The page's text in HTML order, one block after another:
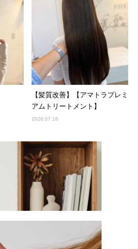
【髪質改善】【アマトラプレミ
アムトリートメント】
2026.07.16